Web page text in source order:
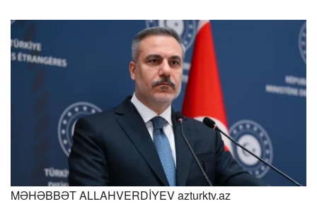
MƏHƏBBƏT ALLAHVERDİYEVazturktv.az